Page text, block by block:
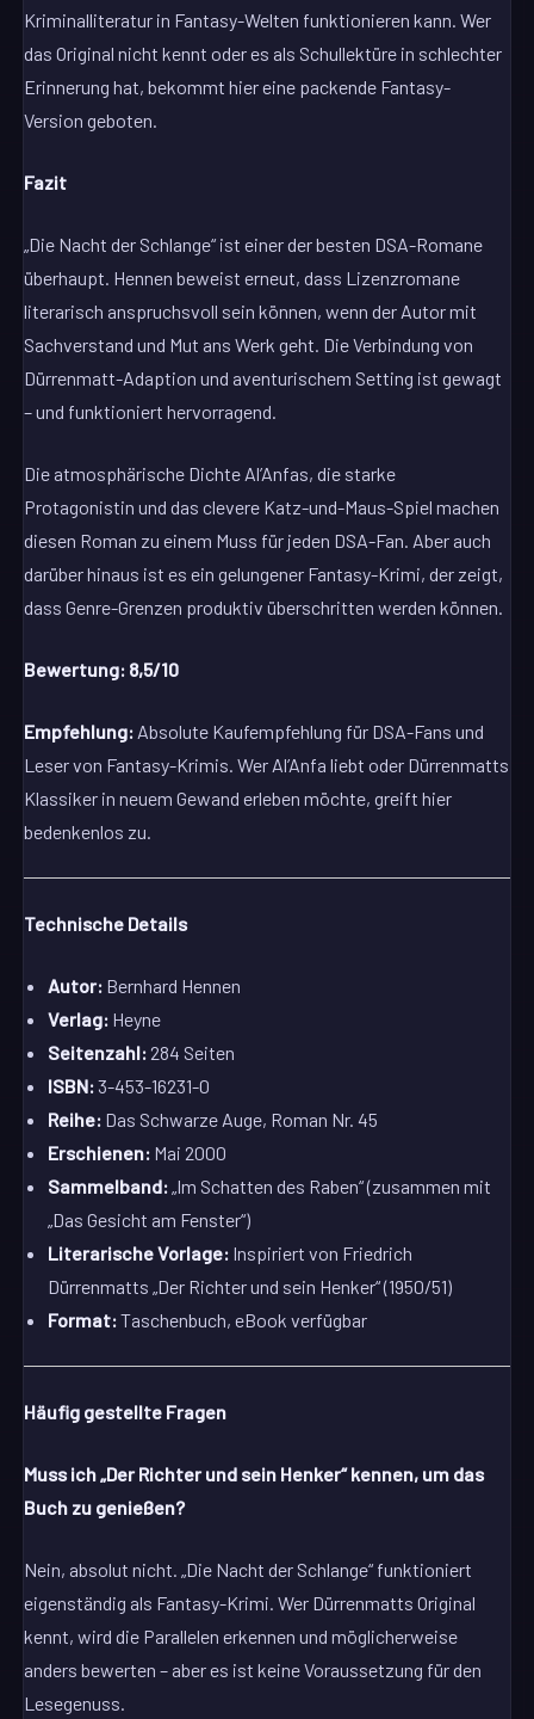
Kriminalliteratur in Fantasy-Welten funktionieren kann. Wer
das Original nicht kennt oder es als Schullektüre in schlechter
Erinnerung hat, bekommt hier eine packende Fantasy-
Version geboten.
Fazit
„Die Nacht der Schlange“ ist einer der besten DSA-Romane
überhaupt. Hennen beweist erneut, dass Lizenzromane
literarisch anspruchsvoll sein können, wenn der Autor mit
Sachverstand und Mut ans Werk geht. Die Verbindung von
Dürrenmatt-Adaption und aventurischem Setting ist gewagt
– und funktioniert hervorragend.
Die atmosphärische Dichte Al’Anfas, die starke
Protagonistin und das clevere Katz-und-Maus-Spiel machen
diesen Roman zu einem Muss für jeden DSA-Fan. Aber auch
darüber hinaus ist es ein gelungener Fantasy-Krimi, der zeigt,
dass Genre-Grenzen produktiv überschritten werden können.
Bewertung: 8,5/10
Empfehlung: Absolute Kaufempfehlung für DSA-Fans und
Leser von Fantasy-Krimis. Wer Al’Anfa liebt oder Dürrenmatts
Klassiker in neuem Gewand erleben möchte, greift hier
bedenkenlos zu.
Technische Details
Autor: Bernhard Hennen
Verlag: Heyne
Seitenzahl: 284 Seiten
ISBN:3-453-16231-0
Reihe: Das Schwarze Auge, Roman Nr. 45
Erschienen: Mai 2000
Sammelband:„Im Schatten des Raben“ (zusammen mit
„Das Gesicht am Fenster“)
Literarische Vorlage: Inspiriert von Friedrich
Dürrenmatts „Der Richter und sein Henker“ (1950/51)
Format:Taschenbuch, eBook verfügbar
Häufig gestellte Fragen
Muss ich „Der Richter und sein Henker“ kennen, um das
Buch zu genießen?
Nein, absolut nicht. „Die Nacht der Schlange“ funktioniert
eigenständig als Fantasy-Krimi. Wer Dürrenmatts Original
kennt, wird die Parallelen erkennen und möglicherweise
anders bewerten – aber es ist keine Voraussetzung für den
Lesegenuss.